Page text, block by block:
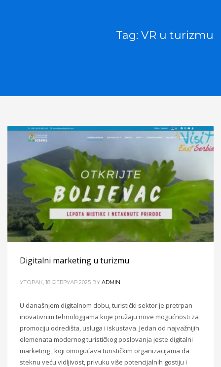
Tag: VR u turizmu
Digitalni marketing u turizmu
УТОРАК, 18 ФЕБРУАР 2025 BY ADMIN
U današnjem digitalnom dobu, turistički sektor je pretrpan
inovativnim tehnologijama koje pružaju nove mogućnosti za
promociju odredišta, usluga i iskustava. Jedan od najvažnijih
elemenata modernog turističkog poslovanja jeste digitalni
marketing , koji omogućava turističkim organizacijama da
steknu veću vidljivost, privuku više potencijalnih gostiju i